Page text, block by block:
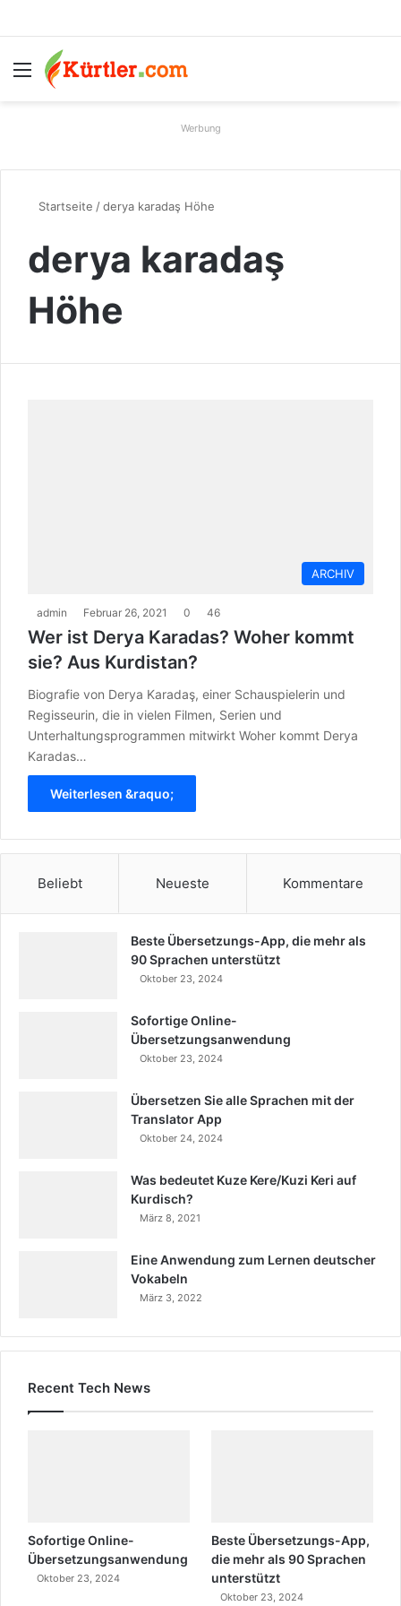
Menü
Werbung
Startseite /derya karadaş Höhe
derya karadaş
Höhe
ARCHIV
admin Februar 26, 2021 0 46
Wer ist Derya Karadas? Woher kommt
sie? Aus Kurdistan?
Biografie von Derya Karadaş, einer Schauspielerin und
Regisseurin, die in vielen Filmen, Serien und
Unterhaltungsprogrammen mitwirkt Woher kommt Derya
Karadas…
Weiterlesen &raquo;
Beliebt Neueste Kommentare
Beste Übersetzungs-App, die mehr als
90 Sprachen unterstützt
Oktober 23, 2024
Sofortige Online-
Übersetzungsanwendung
Oktober 23, 2024
Übersetzen Sie alle Sprachen mit der
Translator App
Oktober 24, 2024
Was bedeutet Kuze Kere/Kuzi Keri auf
Kurdisch?
März 8, 2021
Eine Anwendung zum Lernen deutscher
Vokabeln
März 3, 2022
Recent Tech News
Sofortige Online-
Übersetzungsanwendung
Oktober 23, 2024
Beste Übersetzungs-App,
die mehr als 90 Sprachen
unterstützt
Oktober 23, 2024